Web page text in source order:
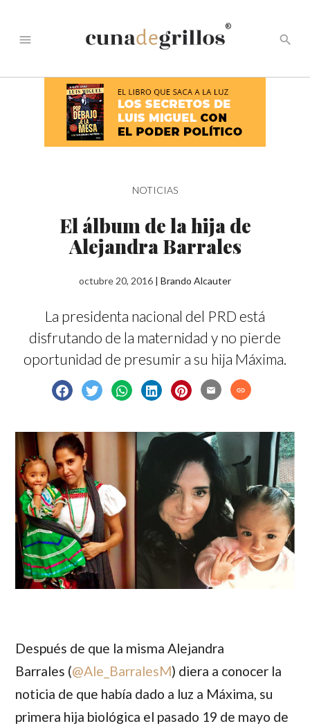
menu
®
search
NOTICIAS
El álbum de la hija de
Alejandra Barrales
octubre 20, 2016 | Brando Alcauter
La presidenta nacional del PRD está
disfrutando de la maternidad y no pierde
oportunidad de presumir a su hija Máxima.
email link
Después de que la mismaAlejandra
Barrales (@Ale_BarralesM) diera a conocer la
noticia de que había dado a luz a Máxima, su
primera hija biológica el pasado 19 de mayo de